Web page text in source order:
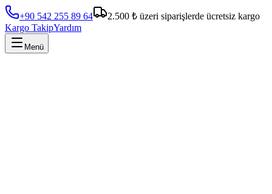
+90 542 255 89 64
2.500 ₺ üzeri siparişlerde ücretsiz kargo
Kargo TakipYardım
Menü